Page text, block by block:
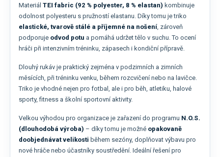
Materiál TEI fabric (92 % polyester, 8 % elastan) kombinuje
odolnost polyesteru s pružností elastanu. Díky tomu je triko
elastické, tvarově stálé a příjemné na nošení, zároveň
podporuje odvod potu a pomáhá udržet tělo v suchu. To ocení
hráči při intenzivním tréninku, zápasech i kondiční přípravě.
Dlouhý rukáv je praktický zejména v podzimních a zimních
měsících, při tréninku venku, během rozcvičení nebo na lavičce.
Triko je vhodné nejen pro fotbal, ale i pro běh, atletiku, halové
sporty, fitness a školní sportovní aktivity.
Velkou výhodou pro organizace je zařazení do programu N.O.S.
(dlouhodobá výroba) – díky tomu je možné opakovaně
doobjednávat velikosti během sezóny, doplňovat výbavu pro
nové hráče nebo účastníky soustředění. Ideální řešení pro